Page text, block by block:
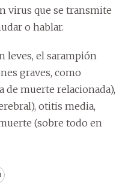
virus que se transmite
o hablar.
leves, el sarampión
graves, como
de muerte relacionada),
otitis media,
(sobre todo en